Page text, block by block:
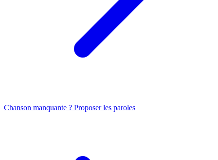
Chanson manquante ? Proposer les paroles